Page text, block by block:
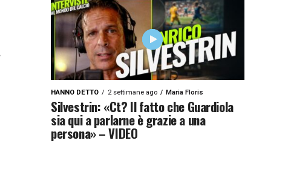
HANNO DETTO 2 settimane ago Maria Floris
Silvestrin: «Ct? Il fatto che Guardiola
sia qui a parlarne è grazie a una
persona» – VIDEO